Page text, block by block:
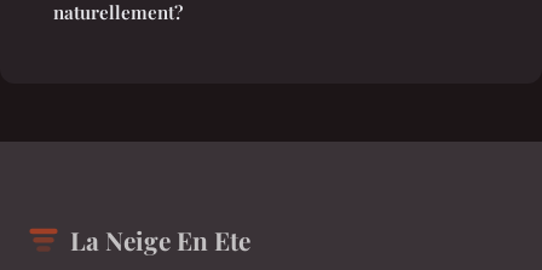
naturellement?
La Neige En Ete